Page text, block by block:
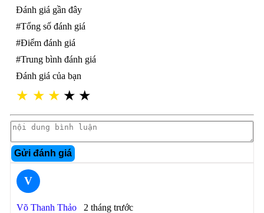
Đánh giá gần đây
#Tổng số đánh giá
#Điểm đánh giá
#Trung bình đánh giá
Đánh giá của bạn
★ ★ ★ ★ ★
Gửi đánh giá
V
Võ Thanh Thảo 2 tháng trước